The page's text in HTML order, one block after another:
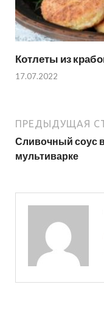
Котлеты из
17.07.2022
ПРЕДЫДУЩАЯ
Сливочный соус
мультиварке